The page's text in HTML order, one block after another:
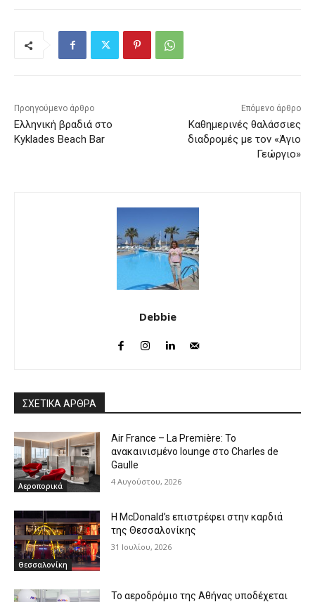
Προηγούμενο άρθρο
Ελληνική βραδιά στο
Kyklades Beach Bar
Επόμενο άρθρο
Καθημερινές θαλάσσιες
διαδρομές με τον «Άγιο
Γεώργιο»
Debbie
ΣΧΕΤΙΚΑ ΑΡΘΡΑ
Αεροπορικά
Air France – La Première: Το
ανακαινισμένο lounge στο Charles de
Gaulle
4 Αυγούστου, 2026
Θεσσαλονίκη
Η McDonald’s επιστρέφει στην καρδιά
της Θεσσαλονίκης
31 Ιουλίου, 2026
Το αεροδρόμιο της Αθήνας υποδέχεται